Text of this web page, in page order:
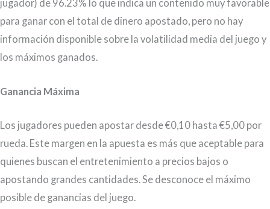
jugador) de 96.23% lo que indica un contenido muy favorable
para ganar con el total de dinero apostado, pero no hay
información disponible sobre la volatilidad media del juego y
los máximos ganados.
Ganancia Máxima
Los jugadores pueden apostar desde €0,10 hasta €5,00 por
rueda. Este margen en la apuesta es más que aceptable para
quienes buscan el entretenimiento a precios bajos o
apostando grandes cantidades. Se desconoce el máximo
posible de ganancias del juego.